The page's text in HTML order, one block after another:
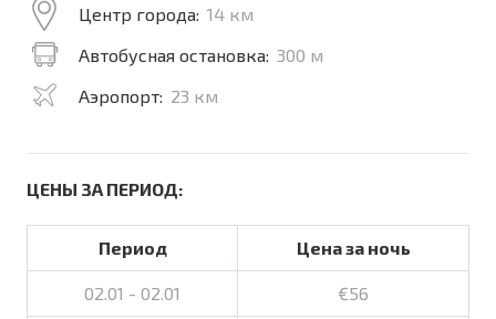
Центр города: 14 км
Автобусная остановка: 300 м
Аэропорт: 23 км
ЦЕНЫ ЗА ПЕРИОД:
Период Цена за ночь
02.01 - 02.01 €56